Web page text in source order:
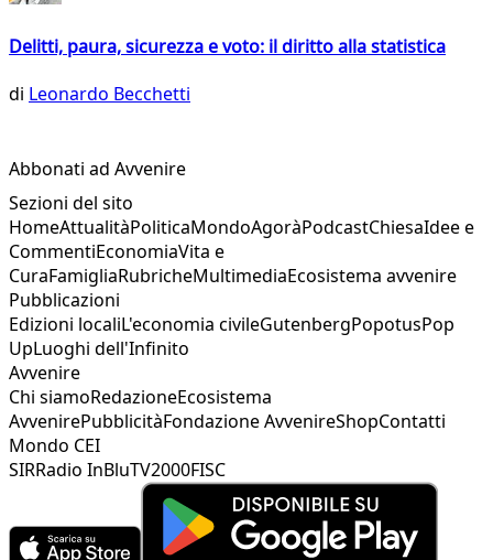
Delitti, paura, sicurezza e voto: il diritto alla statistica
di Leonardo Becchetti
Abbonati ad Avvenire
Sezioni del sito
HomeAttualitàPoliticaMondoAgoràPodcastChiesaIdee e
CommentiEconomiaVita e
CuraFamigliaRubricheMultimediaEcosistema avvenire
Pubblicazioni
Edizioni localiL'economia civileGutenbergPopotusPop
UpLuoghi dell'Infinito
Avvenire
Chi siamoRedazioneEcosistema
AvvenirePubblicitàFondazione AvvenireShopContatti
Mondo CEI
SIRRadio InBluTV2000FISC